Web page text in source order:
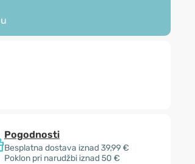
Pogodnosti
Besplatna dostava iznad 39,99 €
Poklon pri narudžbi iznad 50 €